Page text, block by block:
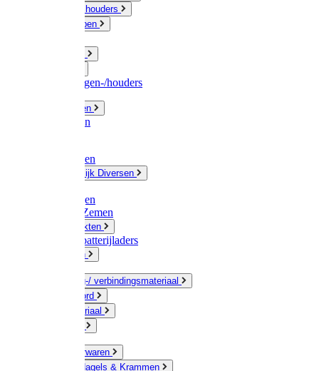
Slangen & houders
Waterpompen
Slangenwagen-/houders
Olie / Vetten
Chemicalien
Plasticzakken
Huishoudelijk Diversen
Zaksluitingen
Sponzen / Zemen
Zeepprodukten
Batterij & batterijladers
Zaklampen
Verpakking-/ verbindingsmateriaal
Touw / Koord
Afdekmateriaal
Kleine ijzerwaren
Spijkers, Nagels & Krammen